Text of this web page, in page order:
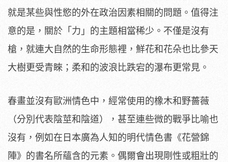
就是某些與性慾的外在政治因素相關的問題。值得注
意的是，關於「力」的主題相當稀少。不僅是沒有
槍，就連大自然的生命形態裡，鮮花和花朵也比參天
大樹更受青睞；柔和的波浪比跌宕的瀑布更常見。
春畫並沒有歐洲情色中，經常使用的橡木和野薔薇
（分別代表陰莖和陰道），甚至連些微的戰爭比喻也
沒有，例如在日本廣為人知的明代情色書《花營錦
陣》的書名所蘊含的元素。偶爾會出現剛性或粗壯的